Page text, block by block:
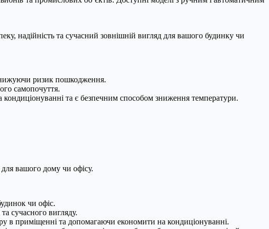
надійність та сучасний зовнішній вигляд для вашого будинку чи
ризик пошкодження.
самопочуття.
та є безпечним способом зниження температури.
для вашого дому чи офісу.
чи офіс.
сучасного вигляду.
в приміщенні та допомагаючи економити на кондиціонуванні.